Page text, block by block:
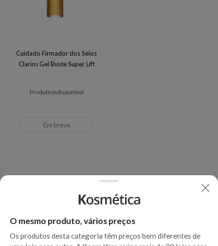
Cuidado Firmador dos Seios
Clarins Gel Buste Super Lift
Produto indisponível
Em breve
O mesmo produto, vários preços
Os produtos desta categoria têm preços bem diferentes de